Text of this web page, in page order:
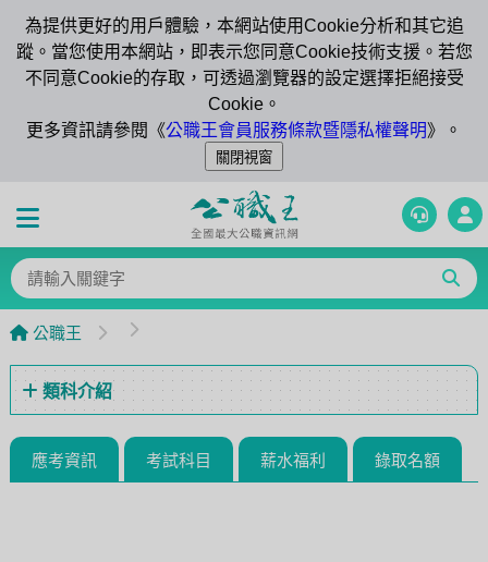
為提供更好的用戶體驗，本網站使用Cookie分析和其它追
蹤。當您使用本網站，即表示您同意Cookie技術支援。若您
不同意Cookie的存取，可透過瀏覽器的設定選擇拒絕接受
Cookie。
更多資訊請參閱《公職王會員服務條款暨隱私權聲明》。
公職王
類科介紹
應考資訊 考試科目 薪水福利 錄取名額